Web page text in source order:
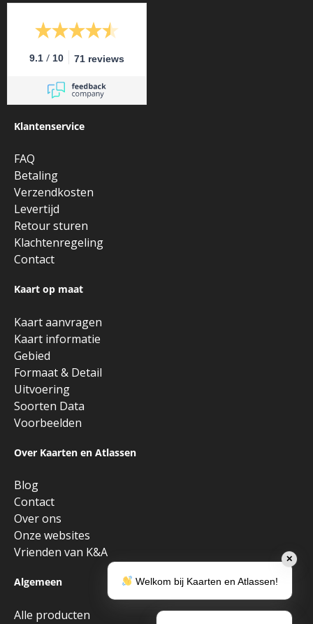
9.1 / 10 71 reviews
Klantenservice
FAQ
Betaling
Verzendkosten
Levertijd
Retour sturen
Klachtenregeling
Contact
Kaart op maat
Kaart aanvragen
Kaart informatie
Gebied
Formaat & Detail
Uitvoering
Soorten Data
Voorbeelden
Over Kaarten en Atlassen
Blog
Contact
Over ons
Onze websites
Vrienden van K&A
Algemeen
Alle producten
✕
Welkom bij Kaarten en Atlassen!